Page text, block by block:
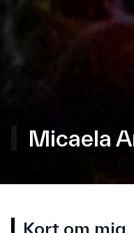
Micaela
Kort om mig